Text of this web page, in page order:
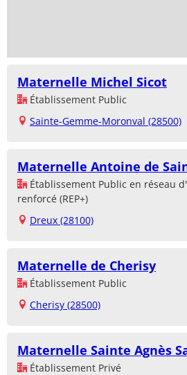
Maternelle Michel Sicot
Établissement Public
Sainte-Gemme-Moronval (28500)
Maternelle Antoine de
Établissement Public en réseau
renforcé (REP+)
Dreux (28100)
Maternelle de Cherisy
Établissement Public
Cherisy (28500)
Maternelle Sainte Agnès
Établissement Privé